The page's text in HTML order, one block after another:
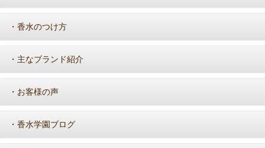
・ 香水のつけ方
・ 主なブランド紹介
・ お客様の声
・ 香水学園ブログ